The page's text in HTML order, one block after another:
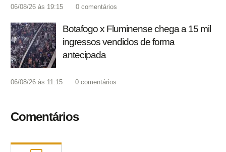
06/08/26 às 19:15 0 comentários
Botafogo x Fluminense chega a 15 mil
ingressos vendidos de forma
antecipada
06/08/26 às 11:15 0 comentários
Comentários